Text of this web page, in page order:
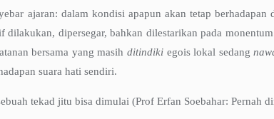
ajaran: dalam kondisi apapun akan tetap
dilakukan, dipersegar, bahkan dilestarikan pada
bersama yang masihditindiki egois lokal sedang
suara hati sendiri.
tekad jitu bisa dimulai (Prof Erfan Soebahar: